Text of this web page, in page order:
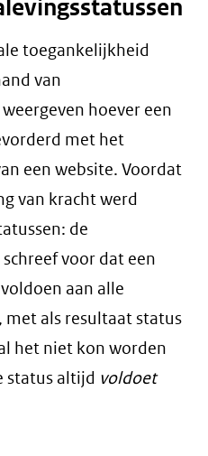
toegankelijkheid
van
hoever een
met het
een website. Voordat
van kracht werd
de
voor dat een
aan alle
als resultaat status
het niet kon worden
status altijd voldoet